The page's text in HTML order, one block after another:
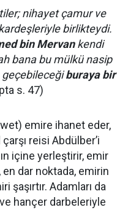
nihayet çamur ve
birlikteydi.
bin Mervankendi
bana bu mülkü nasip
geçebileceğiburaya bir
s. 47)
emire ihanet eder,
reisi Abdülber’i
içine yerleştirir, emir
en dar noktada, emirin
şaşırtır. Adamları da
hançer darbeleriyle